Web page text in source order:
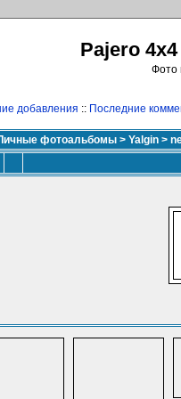
Pajero
Фото
добавления :: Последние
фотоальбомы > Yalgin >